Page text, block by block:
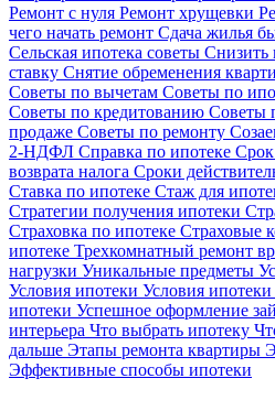
Ремонт с нуля Ремонт хрущевки
чего начать ремонт Сдача жилья
Сельская ипотека советы Снизить
ставку Снятие обременения
Советы по вычетам Советы по
Советы по кредитованию Советы
продаже Советы по ремонту
2-НДФЛ Справка по ипотеке Срок
возврата налога Сроки
Ставка по ипотеке Стаж для
Стратегии получения ипотеки
Страховка по ипотеке Страховые
ипотеке Трехкомнатный ремонт
нагрузки Уникальные предметы
Условия ипотеки Условия ипотеки
ипотеки Успешное оформление
интерьера Что выбрать ипотеку
дальше Этапы ремонта квартиры
Эффективные способы ипотеки